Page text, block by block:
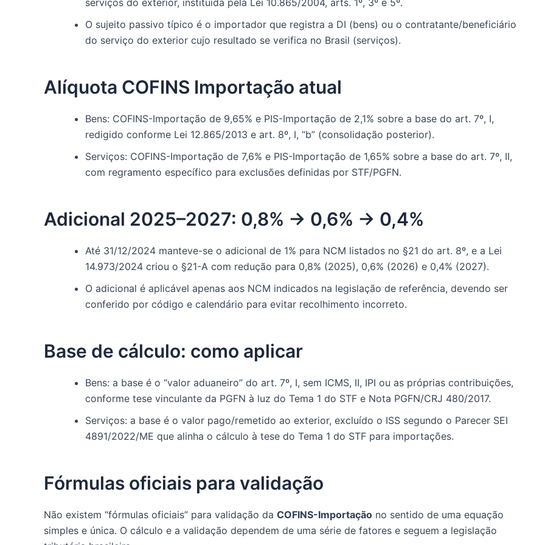
serviços do exterior, instituída pela Lei 10.865/2004, arts. 1º, 3º e 5º.
O sujeito passivo típico é o importador que registra a DI (bens) ou o contratante/beneficiário
do serviço do exterior cujo resultado se verifica no Brasil (serviços).
Alíquota COFINS Importação atual
Bens: COFINS-Importação de 9,65% e PIS-Importação de 2,1% sobre a base do art. 7º, I,
redigido conforme Lei 12.865/2013 e art. 8º, I, “b” (consolidação posterior).
Serviços: COFINS-Importação de 7,6% e PIS-Importação de 1,65% sobre a base do art. 7º, II,
com regramento específico para exclusões definidas por STF/PGFN.
Adicional 2025–2027: 0,8% → 0,6% → 0,4%
Até 31/12/2024 manteve-se o adicional de 1% para NCM listados no §21 do art. 8º, e a Lei
14.973/2024 criou o §21-A com redução para 0,8% (2025), 0,6% (2026) e 0,4% (2027).
O adicional é aplicável apenas aos NCM indicados na legislação de referência, devendo ser
conferido por código e calendário para evitar recolhimento incorreto.
Base de cálculo: como aplicar
Bens: a base é o “valor aduaneiro” do art. 7º, I, sem ICMS, II, IPI ou as próprias contribuições,
conforme tese vinculante da PGFN à luz do Tema 1 do STF e Nota PGFN/CRJ 480/2017.
Serviços: a base é o valor pago/remetido ao exterior, excluído o ISS segundo o Parecer SEI
4891/2022/ME que alinha o cálculo à tese do Tema 1 do STF para importações.
Fórmulas oficiais para validação
Não existem “fórmulas oficiais” para validação da COFINS-Importação no sentido de uma equação
simples e única. O cálculo e a validação dependem de uma série de fatores e seguem a legislação